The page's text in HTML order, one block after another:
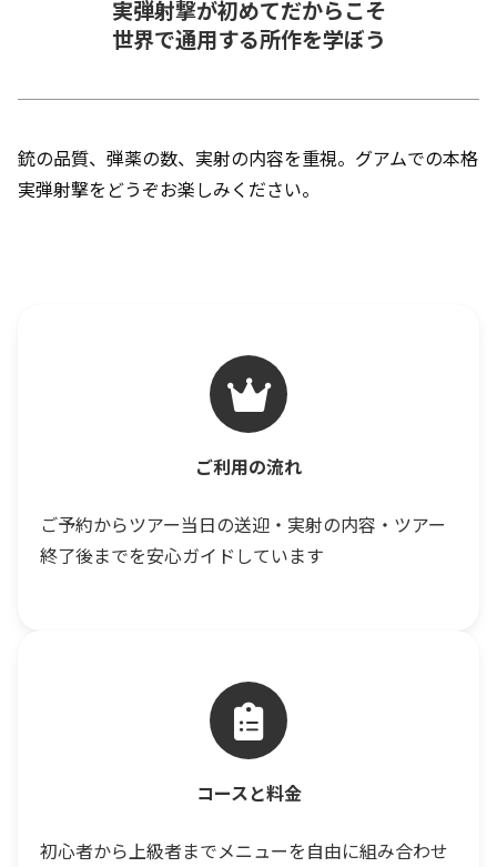
実弾射撃が初めてだからこそ
世界で通用する所作を学ぼう
銃の品質、弾薬の数、実射の内容を重視。グアムでの本格
実弾射撃をどうぞお楽しみください。
ご利用の流れ
ご予約からツアー当日の送迎・実射の内容・ツアー
終了後までを安心ガイドしています
コースと料金
初心者から上級者までメニューを自由に組み合わせ